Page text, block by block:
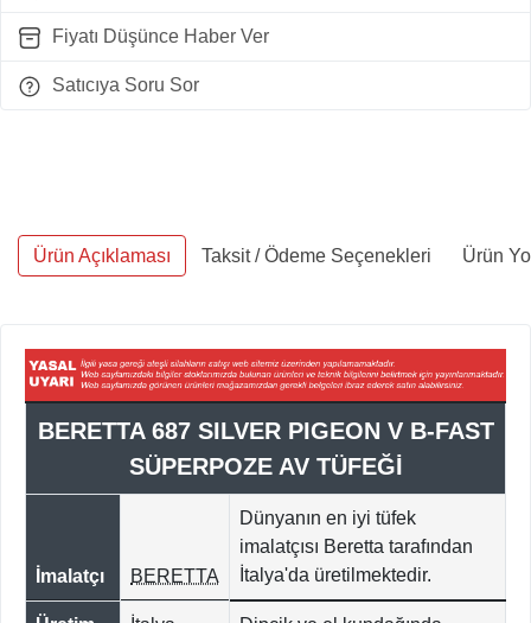
Fiyatı Düşünce Haber Ver
Satıcıya Soru Sor
Ürün Açıklaması Taksit / Ödeme Seçenekleri Ürün
BERETTA 687 SILVER PIGEON V B-FAST
SÜPERPOZE AV TÜFEĞİ
İmalatçı BERETTA
Dünyanın en iyi tüfek
imalatçısı Beretta tarafından
İtalya'da üretilmektedir.